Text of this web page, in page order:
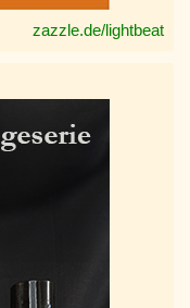
zazzle.de/lightbeat